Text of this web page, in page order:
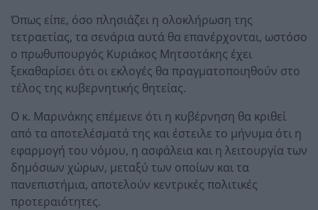
Όπως είπε, όσο πλησιάζει η ολοκλήρωση της
τετραετίας, τα σενάρια αυτά θα επανέρχονται, ωστόσο
ο πρωθυπουργός Κυριάκος Μητσοτάκης έχει
ξεκαθαρίσει ότι οι εκλογές θα πραγματοποιηθούν στο
τέλος της κυβερνητικής θητείας.
Ο κ. Μαρινάκης επέμεινε ότι η κυβέρνηση θα κριθεί
από τα αποτελέσματά της και έστειλε το μήνυμα ότι η
εφαρμογή του νόμου, η ασφάλεια και η λειτουργία των
δημόσιων χώρων, μεταξύ των οποίων και τα
πανεπιστήμια, αποτελούν κεντρικές πολιτικές
προτεραιότητες.